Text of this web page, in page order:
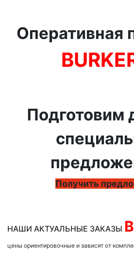
Оперативная
Подготовим
Получить
НАШИ АКТУАЛЬНЫЕ ЗАКАЗЫ
цены ориентировочные и зависят от